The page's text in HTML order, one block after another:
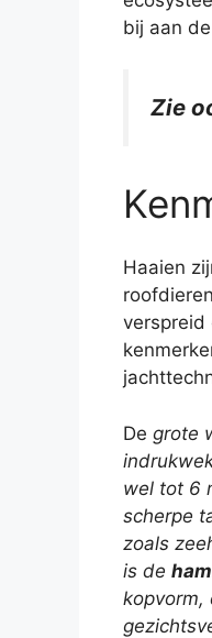
bij aan
Zie
Haaien
verspreid
De grote
wel tot 6
scherpe
zoals
is de
kopvorm,